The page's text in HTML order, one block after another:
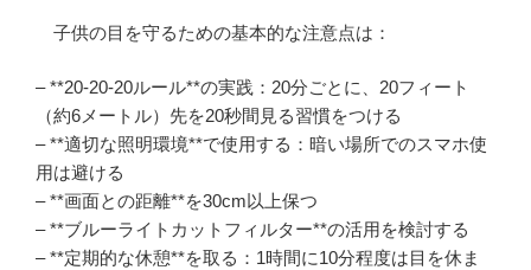
子供の目を守るための基本的な注意点は：
– **20-20-20ルール**の実践：20分ごとに、20フィート
（約6メートル）先を20秒間見る習慣をつける
– **適切な照明環境**で使用する：暗い場所でのスマホ使
用は避ける
– **画面との距離**を30cm以上保つ
– **ブルーライトカットフィルター**の活用を検討する
– **定期的な休憩**を取る：1時間に10分程度は目を休ま